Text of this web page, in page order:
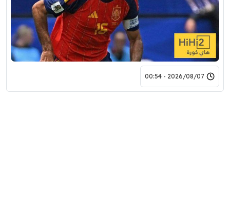
2026/08/07 - 00:54